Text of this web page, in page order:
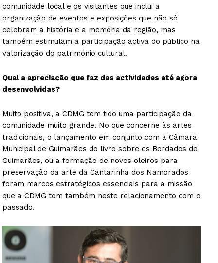
comunidade local e os visitantes que inclui a
organização de eventos e exposições que não só
celebram a história e a memória da região, mas
também estimulam a participação activa do público na
valorização do património cultural.
Qual a apreciação que faz das actividades até agora
desenvolvidas?
Muito positiva, a CDMG tem tido uma participação da
comunidade muito grande. No que concerne às artes
tradicionais, o lançamento em conjunto com a Câmara
Municipal de Guimarães do livro sobre os Bordados de
Guimarães, ou a formação de novos oleiros para
preservação da arte da Cantarinha dos Namorados
foram marcos estratégicos essenciais para a missão
que a CDMG tem também neste relacionamento com o
passado.